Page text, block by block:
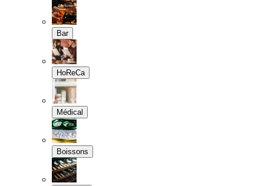
Bar
HoReCa
Médical
Boissons